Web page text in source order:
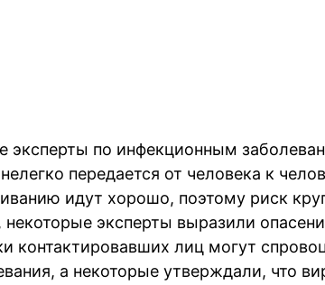
эксперты по инфекционным
передается от человека к
идут хорошо, поэтому риск
некоторые эксперты выразили
контактировавших лиц могут
а некоторые утверждали, что